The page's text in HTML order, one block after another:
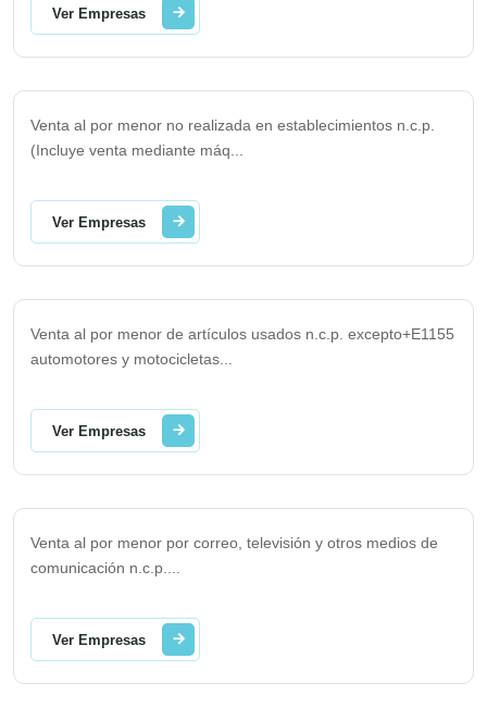
Ver Empresas
Venta al por menor no realizada en establecimientos n.c.p.
(Incluye venta mediante máq
Ver Empresas
Venta al por menor de artículos usados n.c.p. excepto+E1155
automotores y motocicletas
Ver Empresas
Venta al por menor por correo, televisión y otros medios de
comunicación n.c.p.
Ver Empresas